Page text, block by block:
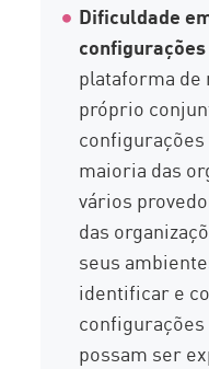
Dificuldade
plataforma de
próprio
configurações
maioria das
vários
das
seus
identificar e
possam ser